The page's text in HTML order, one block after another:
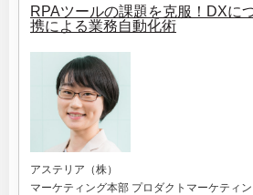
RPAツールの課題を克服！DXに
携による業務自動化術
アステリア（株）
マーケティング本部 プロダクトマーケティ